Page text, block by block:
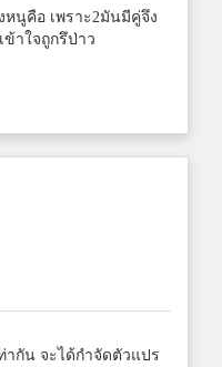
นูคือ เพราะ2มันมีคู่จึง
าใจถูกรึป่าว
ากัน จะได้กำจัดตัวแปร